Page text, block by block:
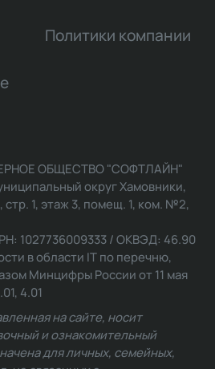
Политики компании
ОБЩЕСТВО "СОФТЛАЙН"
округ Хамовники,
стр. 1, этаж 3, помещ. 1, ком. №2,
1027736009333 / ОКВЭД: 46.90
в области IT по перечню,
Минцифры России от 11 мая
4.01
на сайте, носит
и ознакомительный
для личных, семейных,